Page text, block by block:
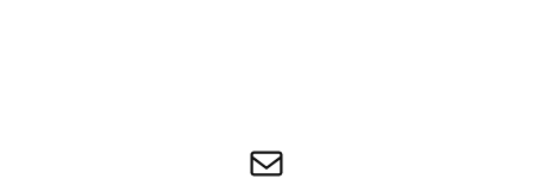
电子邮件